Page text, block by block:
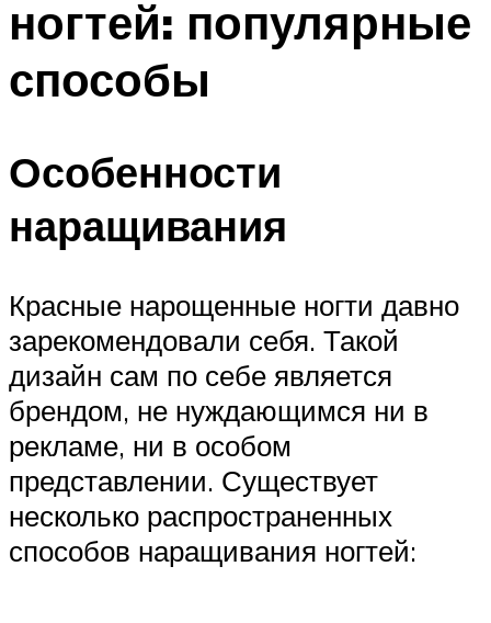
ногтей: популярные
способы
Особенности
наращивания
Красные нарощенные ногти давно
зарекомендовали себя. Такой
дизайн сам по себе является
брендом, не нуждающимся ни в
рекламе, ни в особом
представлении. Существует
несколько распространенных
способов наращивания ногтей: